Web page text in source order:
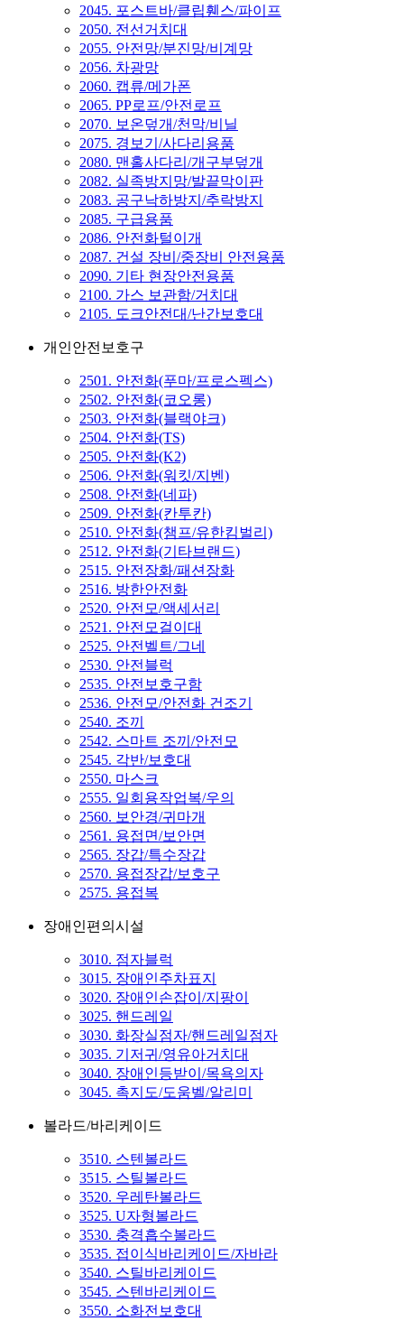
2045. 포스트바/클립휀스/파이프
2050. 전선거치대
2055. 안전망/분진망/비계망
2056. 차광망
2060. 캡류/메가폰
2065. PP로프/안전로프
2070. 보온덮개/천막/비닐
2075. 경보기/사다리용품
2080. 맨홀사다리/개구부덮개
2082. 실족방지망/발끝막이판
2083. 공구낙하방지/추락방지
2085. 구급용품
2086. 안전화털이개
2087. 건설 장비/중장비 안전용품
2090. 기타 현장안전용품
2100. 가스 보관함/거치대
2105. 도크안전대/난간보호대
개인안전보호구
2501. 안전화(푸마/프로스펙스)
2502. 안전화(코오롱)
2503. 안전화(블랙야크)
2504. 안전화(TS)
2505. 안전화(K2)
2506. 안전화(워킷/지벤)
2508. 안전화(네파)
2509. 안전화(칸투칸)
2510. 안전화(챔프/유한킴벌리)
2512. 안전화(기타브랜드)
2515. 안전장화/패션장화
2516. 방한안전화
2520. 안전모/액세서리
2521. 안전모걸이대
2525. 안전벨트/그네
2530. 안전블럭
2535. 안전보호구함
2536. 안전모/안전화 건조기
2540. 조끼
2542. 스마트 조끼/안전모
2545. 각반/보호대
2550. 마스크
2555. 일회용작업복/우의
2560. 보안경/귀마개
2561. 용접면/보안면
2565. 장갑/특수장갑
2570. 용접장갑/보호구
2575. 용접복
장애인편의시설
3010. 점자블럭
3015. 장애인주차표지
3020. 장애인손잡이/지팡이
3025. 핸드레일
3030. 화장실점자/핸드레일점자
3035. 기저귀/영유아거치대
3040. 장애인등받이/목욕의자
3045. 촉지도/도움벨/알리미
볼라드/바리케이드
3510. 스텐볼라드
3515. 스틸볼라드
3520. 우레탄볼라드
3525. U자형볼라드
3530. 충격흡수볼라드
3535. 접이식바리케이드/자바라
3540. 스틸바리케이드
3545. 스텐바리케이드
3550. 소화전보호대